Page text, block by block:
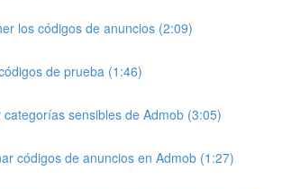
los códigos de anuncios (2:09)
de prueba (1:46)
categorías sensibles de Admob (3:05)
códigos de anuncios en Admob (1:27)